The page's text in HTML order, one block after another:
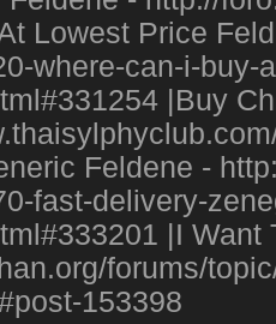
Lowest Price
where-can-i-buy-
|Buy
Feldene -
fast-delivery-
|I Want
forums/
153398